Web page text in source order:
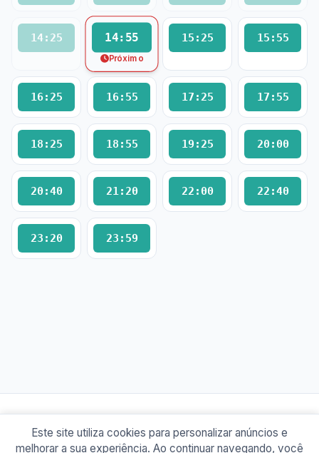
14:25 14:55
Próximo
15:25 15:55
16:25 16:55 17:25 17:55
18:25 18:55 19:25 20:00
20:40 21:20 22:00 22:40
23:20 23:59
© 2026 Busão BR
Este site utiliza cookies para personalizar anúncios e
melhorar a sua experiência. Ao continuar navegando, você